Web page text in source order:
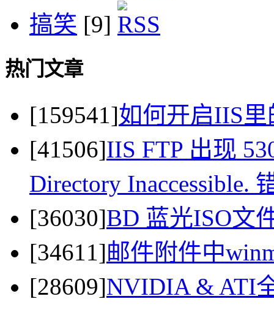
搞笑 [9]
热门文章
[159541]如何开启IIS里
[41506]IIS FTP 出现
Directory Inaccessible.
[36030]BD 蓝光ISO文
[34611]邮件附件中
[28609]NVIDIA & ATI